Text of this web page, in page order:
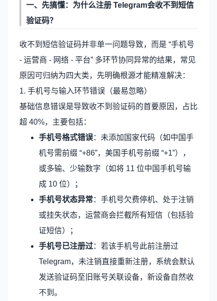
一、先搞懂：为什么注册 Telegram会收不到短信
验证码？
收不到短信验证码并非单一问题导致，而是 “手机号
- 运营商 - 网络 - 平台” 多环节协同异常的结果，常见
原因可归纳为四大类，先明确根源才能精准解决：
1. 手机号与输入环节错误（最易忽略）
基础信息错误是导致收不到验证码的首要原因，占比
超 40%，主要包括：
手机号格式错误：未添加国家代码（如中国手
机号需前缀 “+86”，美国手机号前缀 “+1”），
或多输、少输数字（如将 11 位中国手机号输
成 10 位）；
手机号状态异常：手机号欠费停机、处于注销
或挂失状态，运营商会拦截所有短信（包括验
证短信）；
手机号已注册过：若该手机号此前注册过
Telegram，未注销直接重新注册，系统会默认
发送验证码至旧账号关联设备，新设备自然收
不到。